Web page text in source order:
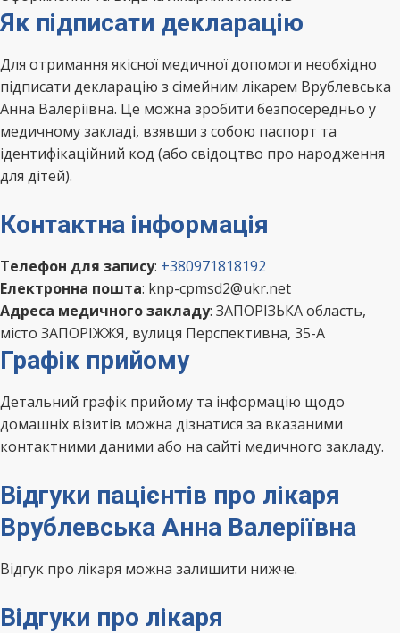
Як підписати декларацію
Для отримання якісної медичної допомоги необхідно
підписати декларацію з сімейним лікарем Врублевська
Анна Валеріївна. Це можна зробити безпосередньо у
медичному закладі, взявши з собою паспорт та
ідентифікаційний код (або свідоцтво про народження
для дітей).
Контактна інформація
Телефон для запису: +380971818192
Електронна пошта: knp-cpmsd2@ukr.net
Адреса медичного закладу: ЗАПОРІЗЬКА область,
місто ЗАПОРІЖЖЯ, вулиця Перспективна, 35-А
Графік прийому
Детальний графік прийому та інформацію щодо
домашніх візитів можна дізнатися за вказаними
контактними даними або на сайті медичного закладу.
Відгуки пацієнтів про лікаря
Врублевська Анна Валеріївна
Відгук про лікаря можна залишити нижче.
Відгуки про лікаря